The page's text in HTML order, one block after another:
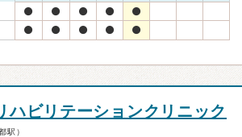
ハビリテーションクリニック
駅）